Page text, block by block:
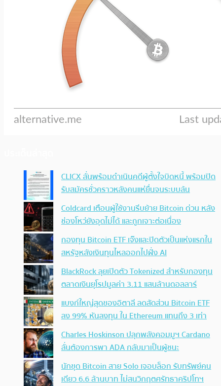
CLICX ลั่นพร้อมดำเนินคดีผู้ตั้งใจบิดหนี้ พร้อมปิด
รับสมัครชั่วคราวหลังคนแห่ยื่นจนระบบล้น
Coldcard เตือนผู้ใช้งานรีบย้าย Bitcoin ด่วน หลัง
ช่องโหว่ยังอุดไม่ได้ และถูกเจาะต่อเนื่อง
กองทุน Bitcoin ETF เจ๊งและปิดตัวเป็นแห่งแรกใน
สหรัฐหลังเงินทุนไหลออกไปฝั่ง AI
BlackRock ลุยเปิดตัว Tokenized สำหรับกองทุน
ตลาดเงินยุโรปมูลค่า 3.11 แสนล้านดอลลาร์
แบงก์ใหญ่สุดของอิตาลี ลดสัดส่วน Bitcoin ETF
ลง 99% หันลงทุน ใน Ethereum แทนถึง 3 เท่า
Charles Hoskinson ปลุกพลังคอมมูฯ Cardano
ลั่นต้องการพา ADA กลับมาเป็นผู้ชนะ
นักขุด Bitcoin สาย Solo เจอบล็อก รับทรัพย์คน
เดียว 6.6 ล้านบาท ไม่สนวิกฤตศรัทธาคริปโทฯ